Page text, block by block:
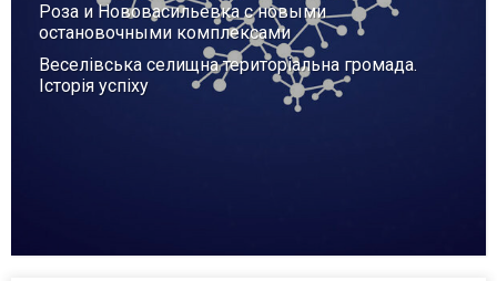
Роза и Нововасильевка с новыми
остановочными комплексами
Веселівська селищна територіальна громада.
Історія успіху